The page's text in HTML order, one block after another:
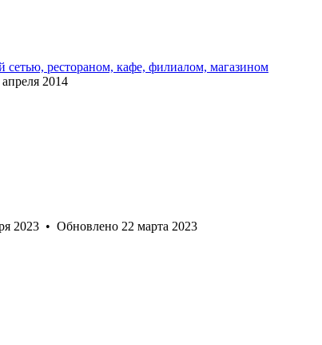
рестораном, кафе, филиалом, магазином
апреля 2014
2023 • Обновлено 22 марта 2023